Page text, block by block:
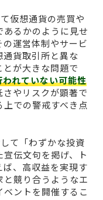
仮想通貨の売買や
るかのように見せ
運営体制やサービ
貨取引所と異な
が大きな問題で
れていない可能性
やリスクが顕著で
での警戒すべき点
て「わずかな投資
伝文句を掲げ、ト
ば、高収益を実現す
競り合うようなエ
ントを開催するこ